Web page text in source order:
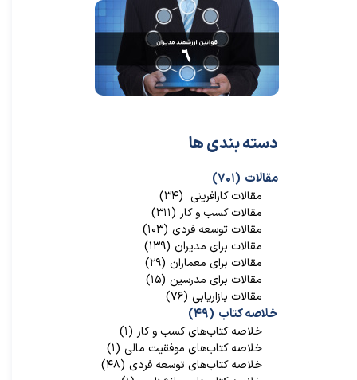
مقالات (۷۰۱)
مقالات کارافرینی (۳۴)
مقالات کسب و کار (۳۱۱)
مقالات توسعه فردی (۱۰۳)
مقالات برای مدیران (۱۳۹)
مقالات برای معماران (۲۹)
مقالات برای مدرسین (۱۵)
مقالات بازاریابی (۷۶)
خلاصه کتاب (۴۹)
خلاصه کتاب‌‌های کسب و کار (۱)
خلاصه کتاب‌‌های موفقیت مالی (۱)
خلاصه کتاب‌های توسعه فردی (۴۸)
دسته بندی ها